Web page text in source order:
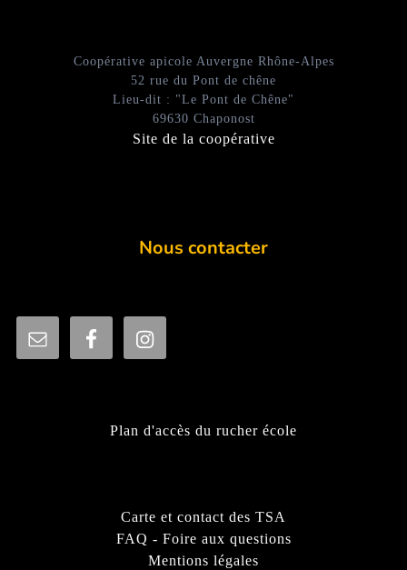
Coopérative apicole Auvergne Rhône-Alpes
52 rue du Pont de chêne
Lieu-dit : "Le Pont de Chêne"
69630 Chaponost
Site de la coopérative
Nous contacter
Plan d'accès du rucher école
Carte et contact des TSA
FAQ - Foire aux questions
Mentions légales